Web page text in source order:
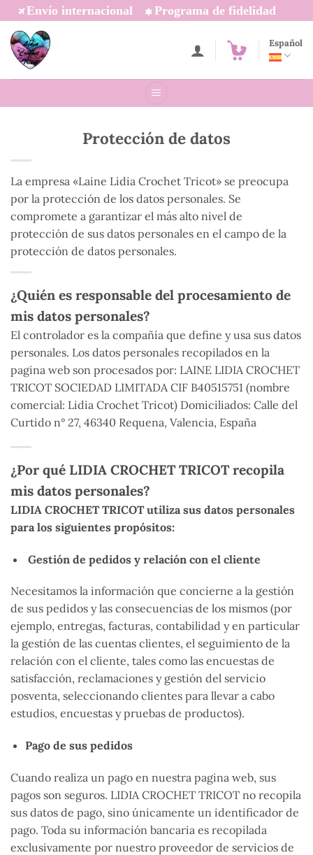
Saltar
al
contenido
Envío internacional Programa de fidelidad
Español
Protección de datos
La empresa «Laine Lidia Crochet Tricot» se preocupa
por la protección de los datos personales. Se
compromete a garantizar el más alto nivel de
protección de sus datos personales en el campo de la
protección de datos personales.
¿Quién es responsable del procesamiento de
mis datos personales?
El controlador es la compañía que define y usa sus datos
personales. Los datos personales recopilados en la
pagina web son procesados ​​por: LAINE LIDIA CROCHET
TRICOT SOCIEDAD LIMITADA CIF B40515751 (nombre
comercial: Lidia Crochet Tricot) Domiciliados: Calle del
Curtido n° 27, 46340 Requena, Valencia, España
¿Por qué LIDIA CROCHET TRICOT recopila
mis datos personales?
LIDIA CROCHET TRICOT utiliza sus datos personales
para los siguientes propósitos:
Gestión de pedidos y relación con el cliente
Necesitamos la información que concierne a la gestión
de sus pedidos y las consecuencias de los mismos (por
ejemplo, entregas, facturas, contabilidad y en particular
la gestión de las cuentas clientes, el seguimiento de la
relación con el cliente, tales como las encuestas de
satisfacción, reclamaciones y gestión del servicio
posventa, seleccionando clientes para llevar a cabo
estudios, encuestas y pruebas de productos).
Pago de sus pedidos
Cuando realiza un pago en nuestra pagina web, sus
pagos son seguros. LIDIA CROCHET TRICOT no recopila
sus datos de pago, sino únicamente un identificador de
pago. Toda su información bancaria es recopilada
exclusivamente por nuestro proveedor de servicios de